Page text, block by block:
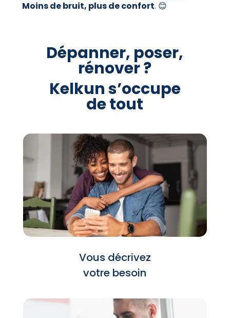
Moins de bruit, plus de confort. 😊
Dépanner, poser,
rénover ?
Kelkun s’occupe
de tout
Vous décrivez
votre besoin